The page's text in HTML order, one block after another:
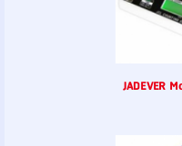
JADEVER